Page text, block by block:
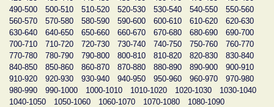
490-500
500-510 510-520 520-530 530-540 540-550
550-560
560-570
570-580 580-590 590-600 600-610 610-620
620-630
630-640
640-650 650-660 660-670 670-680 680-690
690-700
700-710
710-720 720-730 730-740 740-750 750-760
760-770
770-780
780-790 790-800 800-810 810-820 820-830
830-840
840-850
850-860 860-870 870-880 880-890 890-900
900-910
910-920
920-930 930-940 940-950 950-960 960-970
970-980
980-990
990-1000 1000-1010 1010-1020 1020-1030
1030-1040
1040-1050
1050-1060 1060-1070 1070-1080
1080-1090